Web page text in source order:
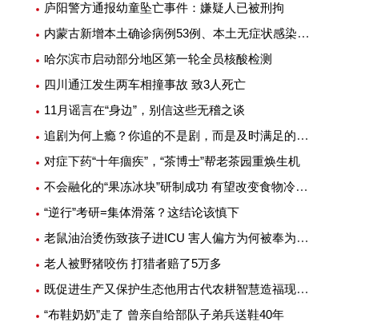
庐阳警方通报幼童坠亡事件：嫌疑人已被刑拘
内蒙古新增本土确诊病例53例、本土无症状感染者1例
哈尔滨市启动部分地区第一轮全员核酸检测
四川通江发生两车相撞事故 致3人死亡
11月谣言在“身边”，别信这些无稽之谈
追剧为何上瘾？你追的不是剧，而是及时满足的快感
对症下药“十年痼疾”，“茶博士”帮老茶园重焕生机
不会融化的“果冻冰块”研制成功 有望改变食物冷藏方式
“逆行”考研=集体滑落？这结论该慎下
老鼠油治烫伤致孩子进ICU 害人偏方为何被奉为灵丹妙药
老人被野猪咬伤 打猎者赔了5万多
既促进生产又保护生态他用古代农耕智慧造福现代农业
“布鞋奶奶”走了 曾亲自给部队子弟兵送鞋40年